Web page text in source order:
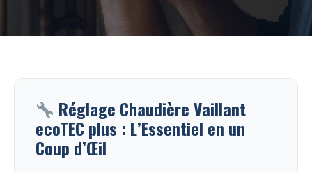
Réglage Chaudière Vaillant
ecoTEC plus : L’Essentiel en un
Coup d’Œil